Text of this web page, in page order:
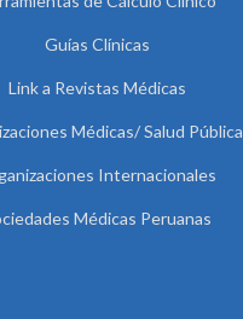
Guías Clínicas
Link a Revistas Médicas
Médicas/ Salud Pública
Internacionales
Médicas Peruanas